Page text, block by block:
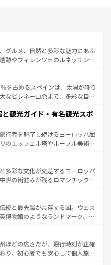
グルメ、自然と多彩な魅力にあふ
跡やフィレンツェのルネッサンス
い田園風景やアマルフィ海岸の絶
せない。観光の合間には、本場の
のイタリア料理を堪能することも
、忘れられない旅をしてみよう！
報は
を占めるスペインは、太陽が降り
なピレネー山脈まで、多彩な自然
、情熱的なフラメンコ、熱気あふ
いタパスが生活の一部となってい
練された雰囲気や、バルセロナの
、地方では古代ローマ遺跡や中世
や気候が異なるスペインはその個
性で訪れる人を魅了する。 なお、新着のスペイン情報は コ
ほしい。
観光ガイド・有名観光スポ
行者を魅了し続けるヨーロッパ屈
のエッフェル塔やルーブル美術館
ている。華麗な宮殿、歴史的な大
して豊かな自然が、訪れる者を心
ランスは美食の国としても知ら
地であるランス、プロヴァンスの
ど、多彩な楽しみ方が可能だ。さ
も魅力が溢れており、どの街角に
れぞれで全く異なる文化を体験で
なお、新着のフランス情報はコンテンツ一覧
多彩な文化が交差するヨーロッパ
世の街並みが残るロマンチック街
を歩いても飽きることがない。ベ
イエルン州のアルプスの絶景、そ
ン畑といった風景は必見。ビール
てほしい。 なお、新着の
一覧を参照してほしい。
統と最先端が共存する国。ウェス
博物館のようなランドマーク、歴
ある。また、優雅なアフタヌーン
たまらない英国パブ、サッカー観
できる体験も豊富。イギリスを旅
ほどの広さだが、運行時刻が正確
り、初心者でも安心して個人旅行